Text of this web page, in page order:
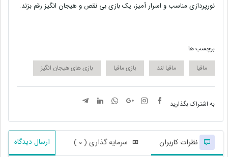
نورپردازی مناسب و اسرار آمیز، یک بازی بی نقص و هیجان انگیز رقم بزند.
برچسب ها
مافیا
مافیا لند بازی مافیا بازی های هیجان انگیز
به اشتراک بگذارید
نظرات کاربران سرمایه گذاری ( 0 ) ارسال دیدگاه